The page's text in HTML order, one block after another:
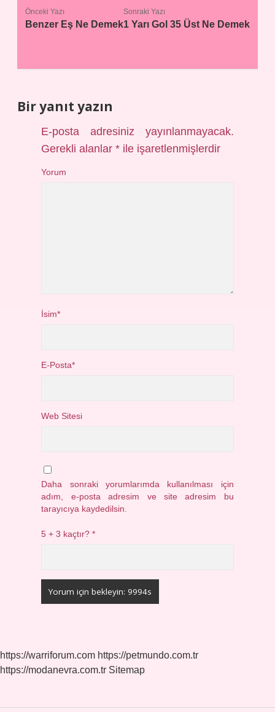
Önceki Yazı
Benzer Eş Ne Demek
Sonraki Yazı
1 Yarı Gol 35 Üst Ne Demek
Bir yanıt yazın
E-posta adresiniz yayınlanmayacak.
Gerekli alanlar* ile işaretlenmişlerdir
Yorum
İsim*
E-Posta*
Web Sitesi
Daha sonraki yorumlarımda kullanılması için
adım, e-posta adresim ve site adresim bu
tarayıcıya kaydedilsin.
5 + 3 kaçtır?*
https://warriforum.com https://petmundo.com.tr
https://modanevra.com.tr Sitemap